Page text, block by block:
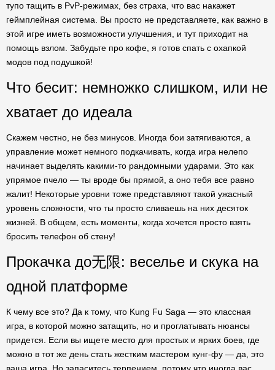
тупо тащить в PvP-режимах, без страха, что вас накажет
геймплейная система. Вы просто не представляете, как важно в
этой игре иметь возможности улучшения, и тут приходит на
помощь взлом. Забудьте про кофе, я готов спать с охапкой
модов под подушкой!
Что бесит: немножко слишком, или не
хватает до идеала
Скажем честно, не без минусов. Иногда бои затягиваются, а
управление может немного подкачивать, когда игра нелепо
начинает выделять какими-то рандомными ударами. Это как
упрямое пчело — ты вроде бы прямой, а оно тебя все равно
жалит! Некоторые уровни тоже представляют такой ужасный
уровень сложности, что ты просто сливаешь на них десяток
жизней. В общем, есть моменты, когда хочется просто взять
бросить телефон об стену!
Прокачка до无限: веселье и скука на
одной платформе
К чему все это? Да к тому, что Kung Fu Saga — это классная
игра, в которой можно затащить, но и проглатывать нюансы
придется. Если вы ищете место для простых и ярких боев, где
можно в тот же день стать жестким мастером кунг-фу — да, это